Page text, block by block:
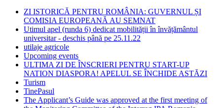
ZI ISTORICĂ PENTRU ROMÂNIA: GUVERNUL ȘI
COMISIA EUROPEANĂ AU SEMNAT
Utimul apel (runda 6) dedicat mobilității în învățământul
universitar - deschis până pe 25.11.22
utilaje agricole
Upcoming events
ULTIMA ZI DE ÎNSCRIERI PENTRU START-UP
NATION DIASPORA! APELUL SE ÎNCHIDE ASTĂZI
Turism
TinePasul
The Applicant’s Guide was approved at the first meeting of